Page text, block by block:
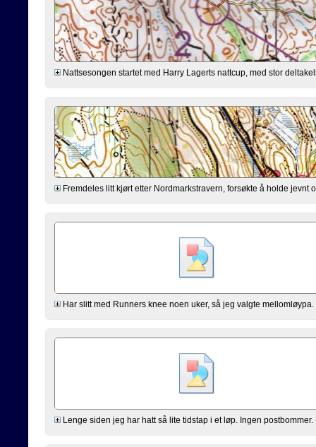
Nattsesongen startet med Harry Lagerts nattcup, med stor
Fremdeles litt kjørt etter Nordmarkstravern, forsøkte å holde jevnt
Har slitt med Runners knee noen uker, så jeg valgte
Lenge siden jeg har hatt så lite tidstap i et løp. Ingen